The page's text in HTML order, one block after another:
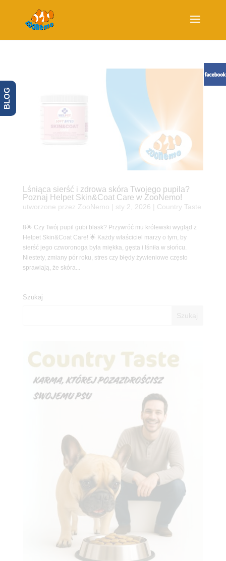
Lśniąca sierść i zdrowa skóra Twojego pupila?
Poznaj Helpet Skin&Coat Care w ZooNemo!
utworzone przez ZooNemo sty 2, 2026 Country Taste
8🌟 Czy Twój pupil gubi blask? Przywróć mu królewski wygląd z
Helpet Skin&Coat Care! 🌟 Każdy właściciel marzy o tym, by
sierść jego czworonoga była miękka, gęsta i lśniła w słońcu.
Niestety, zmiany pór roku, stres czy błędy żywieniowe często
sprawiają, że skóra...
Szukaj
BLOG